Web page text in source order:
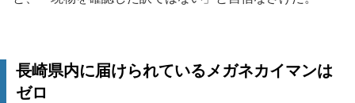
長崎県内に届けられているメガネカイマンは
ゼロ